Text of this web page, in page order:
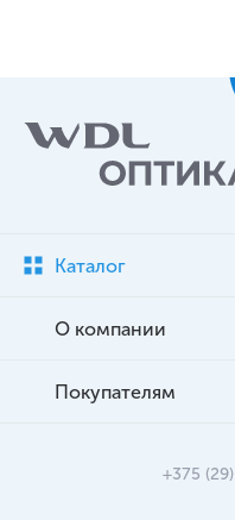
Каталог
О компании
Покупателям
+375 (29)